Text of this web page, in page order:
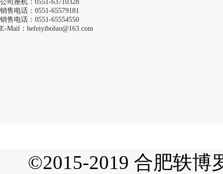
公司座机：0551-63710328
销售电话：0551-65579181
销售电话：0551-65554550
E-Mail：hefeiyiboluo@163.com
©2015-2019 合肥轶